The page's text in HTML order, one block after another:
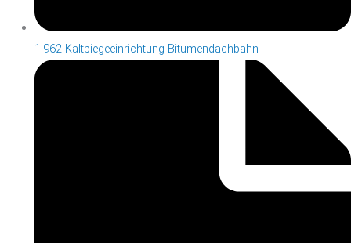
1.962 Kaltbiegeeinrichtung Bitumendachbahn